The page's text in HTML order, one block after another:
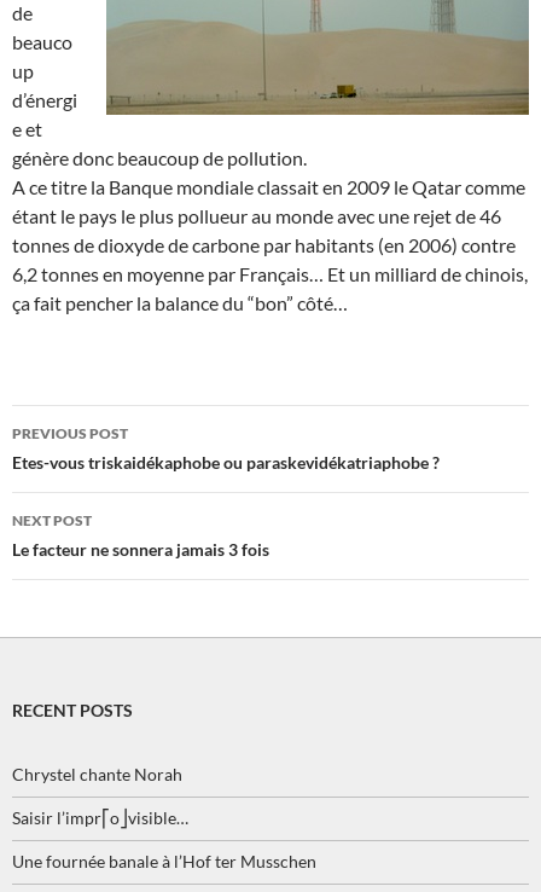
de
beauco
up
d’énergi
e et
génère donc beaucoup de pollution.
A ce titre la Banque mondiale classait en 2009 le Qatar comme
étant le pays le plus pollueur au monde avec une rejet de 46
tonnes de dioxyde de carbone par habitants (en 2006) contre
6,2 tonnes en moyenne par Français… Et un milliard de chinois,
ça fait pencher la balance du “bon” côté…
Post
navigation
PREVIOUS POST
Etes-vous triskaidékaphobe ou paraskevidékatriaphobe ?
NEXT POST
Le facteur ne sonnera jamais 3 fois
RECENT POSTS
Chrystel chante Norah
Saisir l’impr⎡o⎦visible…
Une fournée banale à l’Hof ter Musschen